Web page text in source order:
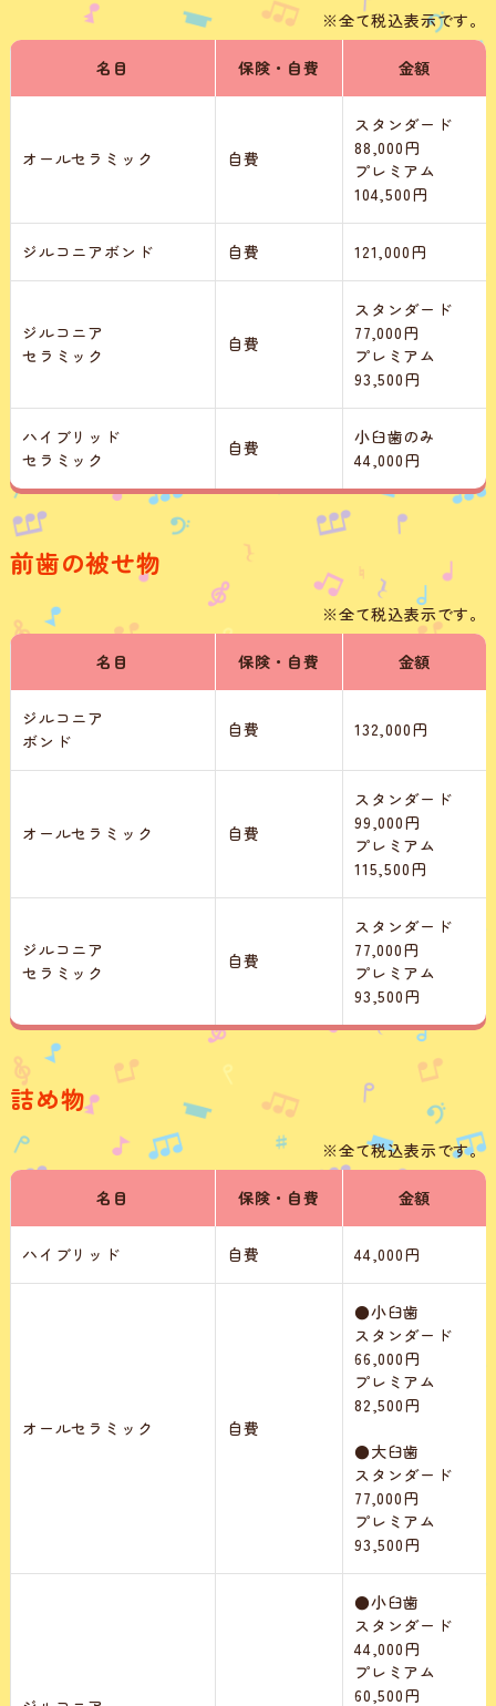
※全て税込表示です。
名目 保険・自費 金額
オールセラミック 自費
スタンダード
88,000円
プレミアム
104,500円
ジルコニアボンド 自費 121,000円
ジルコニア
セラミック
自費
スタンダード
77,000円
プレミアム
93,500円
ハイブリッド
セラミック
自費
小臼歯のみ
44,000円
前歯の被せ物
※全て税込表示です。
名目 保険・自費 金額
ジルコニア
ボンド
自費 132,000円
オールセラミック 自費
スタンダード
99,000円
プレミアム
115,500円
ジルコニア
セラミック
自費
スタンダード
77,000円
プレミアム
93,500円
詰め物
※全て税込表示です。
名目 保険・自費 金額
ハイブリッド 自費 44,000円
オールセラミック 自費
●小臼歯
スタンダード
66,000円
プレミアム
82,500円
●大臼歯
スタンダード
77,000円
プレミアム
93,500円
●小臼歯
スタンダード
44,000円
プレミアム
60,500円